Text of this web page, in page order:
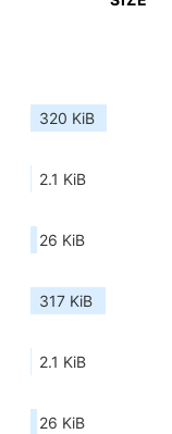
320 KiB
2.1 KiB
26 KiB
317 KiB
2.1 KiB
26 KiB